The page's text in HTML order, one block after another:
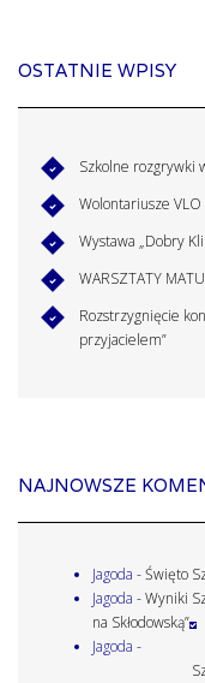
OSTATNIE WPISY
Szkolne rozgrywki
Wolontariusze
Wystawa „Dobry
WARSZTATY
Rozstrzygnięcie
przyjacielem”
NAJNOWSZE
Jagoda -Święto
Jagoda -Wyniki
na Skłodowską”
Jagoda -